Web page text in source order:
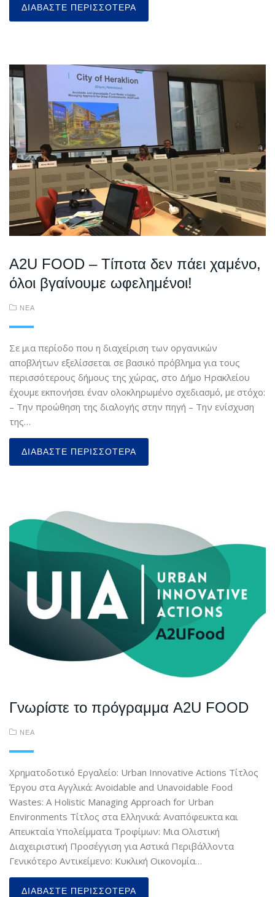
ΔΙΑΒΆΣΤΕ ΠΕΡΙΣΣΌΤΕΡΑ
A2U FOOD – Τίποτα δεν πάει χαμένο,
όλοι βγαίνουμε ωφελημένοι!
ΝΕΑ
Σε μια περίοδο που η διαχείριση των οργανικών
αποβλήτων εξελίσσεται σε βασικό πρόβλημα για τους
περισσότερους δήμους της χώρας, στο Δήμο Ηρακλείου
έχουμε εκπονήσει έναν ολοκληρωμένο σχεδιασμό, με στόχο:
– Την προώθηση της διαλογής στην πηγή – Την ενίσχυση
της…
ΔΙΑΒΆΣΤΕ ΠΕΡΙΣΣΌΤΕΡΑ
Γνωρίστε το πρόγραμμα A2U FOOD
ΝΕΑ
Χρηματοδοτικό Εργαλείο: Urban Innovative Actions Τίτλος
Έργου στα Αγγλικά: Avoidable and Unavoidable Food
Wastes: A Holistic Managing Approach for Urban
Environments Τίτλος στα Ελληνικά: Αναπόφευκτα και
Απευκταία Υπολείμματα Τροφίμων: Μια Ολιστική
Διαχειριστική Προσέγγιση για Αστικά Περιβάλλοντα
Γενικότερο Αντικείμενο: Κυκλική Οικονομία…
ΔΙΑΒΆΣΤΕ ΠΕΡΙΣΣΌΤΕΡΑ